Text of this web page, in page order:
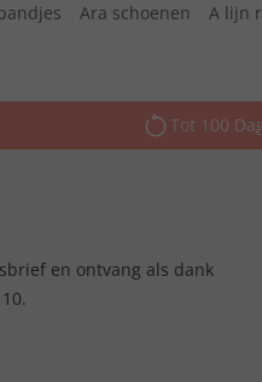
Ara schoenen A lijn
Tot 100
en ontvang als dank